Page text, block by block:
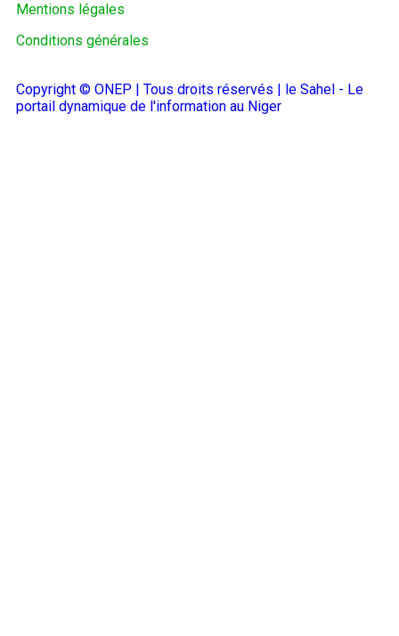
Mentions légales
Conditions générales
Copyright © ONEP | Tous droits réservés | le Sahel - Le
portail dynamique de l'information au Niger